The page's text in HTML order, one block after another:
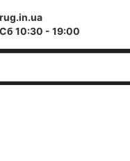
10:30 - 19:00